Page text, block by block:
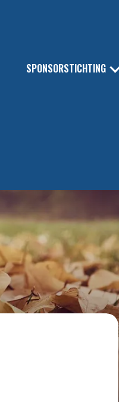
SPONSORSTICHTING
Bekijk alle foto's